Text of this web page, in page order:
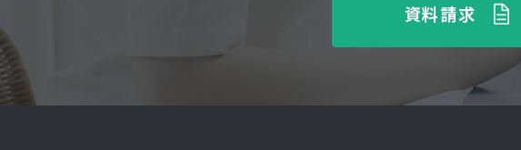
資料請求